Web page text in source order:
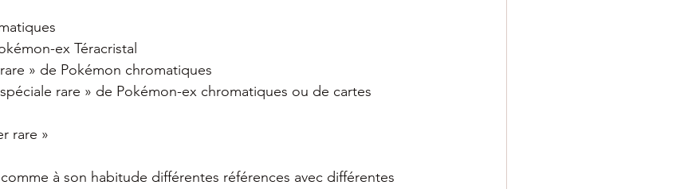
ex Téracristal
» de Pokémon chromatiques
rare » de Pokémon-ex chromatiques ou de cartes
rare »
à son habitude différentes références avec différentes